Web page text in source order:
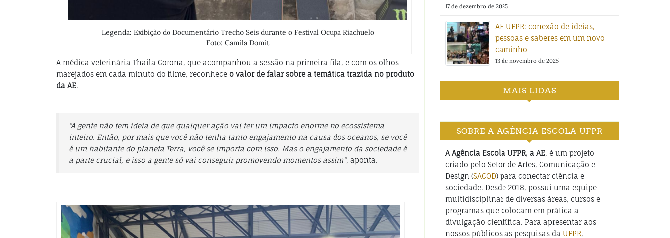
Legenda: Exibição do Documentário Trecho Seis durante o Festival Ocupa Riachuelo
Foto: Camila Domit
A médica veterinária Thaila Corona, que acompanhou a sessão na primeira fila, e com os olhos
marejados em cada minuto do filme, reconhece o valor de falar sobre a temática trazida no produto
da AE.
“A gente não tem ideia de que qualquer ação vai ter um impacto enorme no ecossistema
inteiro. Então, por mais que você não tenha tanto engajamento na causa dos oceanos, se você
é um habitante do planeta Terra, você se importa com isso. Mas o engajamento da sociedade é
a parte crucial, e isso a gente só vai conseguir promovendo momentos assim”, aponta.
17 de dezembro de 2025
AE UFPR: conexão de ideias,
pessoas e saberes em um novo
caminho
13 de novembro de 2025
MAIS LIDAS
SOBRE A AGÊNCIA ESCOLA UFPR
A Agência Escola UFPR, a AE, é um projeto
criado pelo Setor de Artes, Comunicação e
Design (SACOD) para conectar ciência e
sociedade. Desde 2018, possui uma equipe
multidisciplinar de diversas áreas, cursos e
programas que colocam em prática a
divulgação científica. Para apresentar aos
nossos públicos as pesquisas da UFPR,